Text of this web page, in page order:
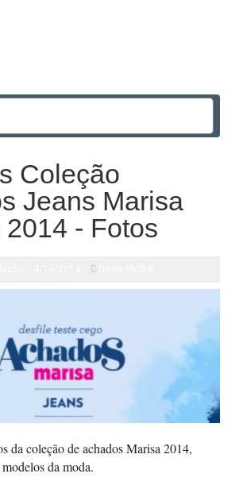
Coleção
Jeans Marisa
2014 - Fotos
da coleção de achados Marisa 2014,
da moda.